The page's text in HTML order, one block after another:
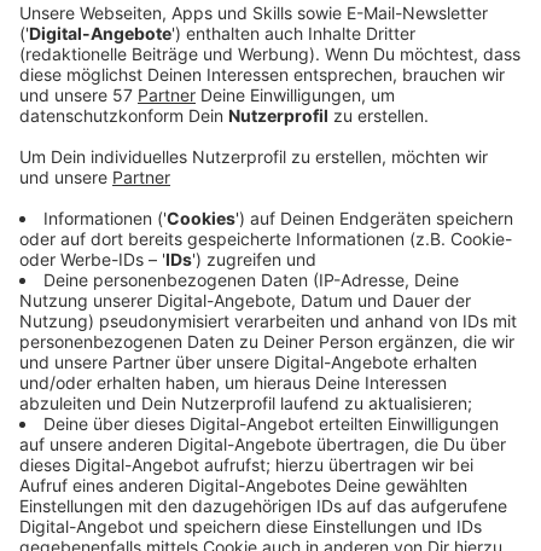
Ein Promi, keine Fragen und fünf
Gegenstände
Anzeige
Wenn ein Popstar, Comedian, Schauspieler oder
Politiker bei uns zu Besuch ist, stellt er sich auch dem
besonderen Video-Interview „Fünf für". Dabei wird
keine einzige Frage gestellt, sondern dem Gast
einfach fünf Dinge in die Hand gedrückt, zu denen er
das erzählt, was ihm als Erstes einfällt. Keine
Standardantworten, keine Promotionaussagen -
sondern ganz persönliche Geschichten - das ist „Fünf
für"!
Anzeige